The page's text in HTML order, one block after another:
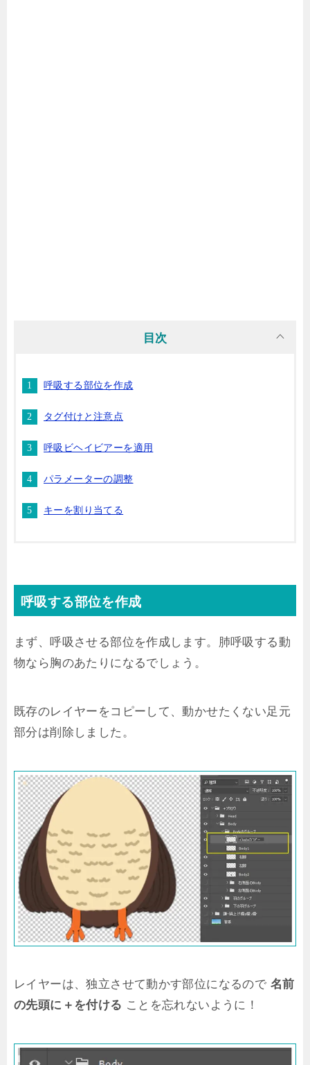
目次
呼吸する部位を作成
タグ付けと注意点
呼吸ビヘイビアーを適用
パラメーターの調整
キーを割り当てる
呼吸する部位を作成
まず、呼吸させる部位を作成します。肺呼吸する動
物なら胸のあたりになるでしょう。
既存のレイヤーをコピーして、動かせたくない足元
部分は削除しました。
レイヤーは、独立させて動かす部位になるので 名前
の先頭に＋を付ける ことを忘れないように！